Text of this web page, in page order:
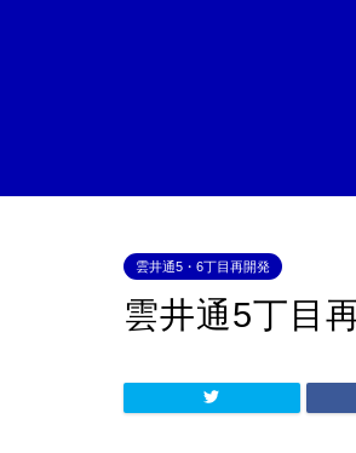
雲井通5・6丁目再開発
雲井通5丁目